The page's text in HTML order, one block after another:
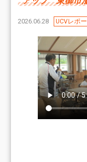
2026.06.28 UCVレポ